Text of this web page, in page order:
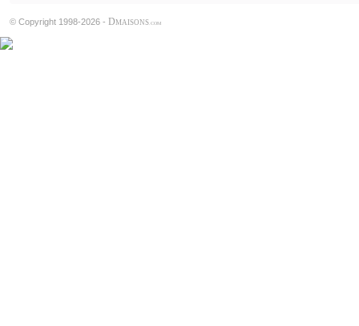
© Copyright 1998-2026 - DMAISONS .COM